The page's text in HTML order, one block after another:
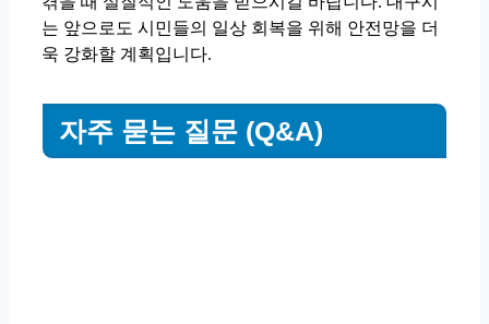
는 앞으로도 시민들의 일상 회복을 위해 안전망을 더
욱 강화할 계획입니다.
자주 묻는 질문 (Q&A)